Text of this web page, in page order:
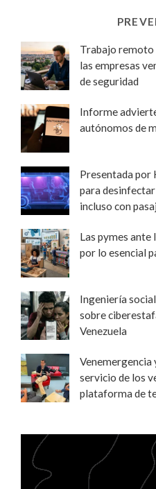
Trabajo remoto
las empresas
de seguridad
Informe
autónomos de
Presentada por
para
incluso con
Las pymes ante
por lo esencial
Ingeniería
sobre
Venezuela
Venemergencia
servicio de los
plataforma de